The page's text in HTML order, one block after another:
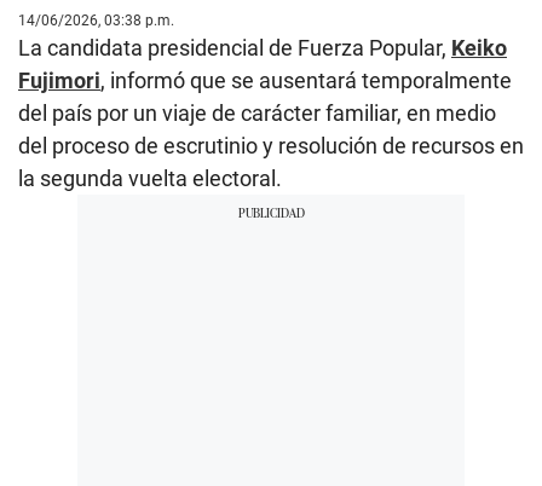
14/06/2026, 03:38 p.m.
La candidata presidencial de Fuerza Popular, Keiko
Fujimori, informó que se ausentará temporalmente
del país por un viaje de carácter familiar, en medio
del proceso de escrutinio y resolución de recursos en
la segunda vuelta electoral.